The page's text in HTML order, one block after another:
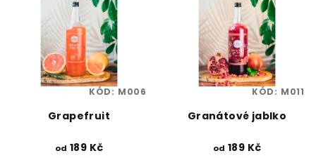
Grapefruit
od 189 Kč
KÓD: M006
Granátové jablko
od 189 Kč
KÓD: M011